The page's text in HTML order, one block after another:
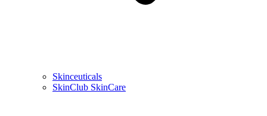
Skinceuticals
SkinClub SkinCare